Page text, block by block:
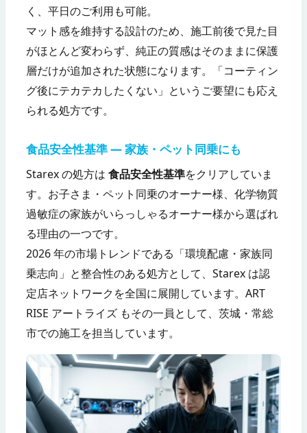
く、平日のご利用も可能。
マット感を維持する設計のため、施工前後で見た目
がほとんど変わらず、純正の質感はそのままに保護
層だけが追加された状態になります。「コーティン
グ後にテカテカしたくない」というご要望にも応え
られる処方です。
食品安全性基準 — 家族・ペット同乗にも
Starex の処方は食品安全性基準をクリアしていま
す。お子さま・ペット同乗のオーナー様、化学物質
過敏症の家族がいらっしゃるオーナー様から選ばれ
る理由の一つです。
2026 年の市場トレンドである「環境配慮・家族同
乗志向」と整合性のある処方として、Starex は認
定店ネットワークを全国に展開しています。ART
RISE アートライズ もその一員として、茨城・常総
市での施工を担当しています。